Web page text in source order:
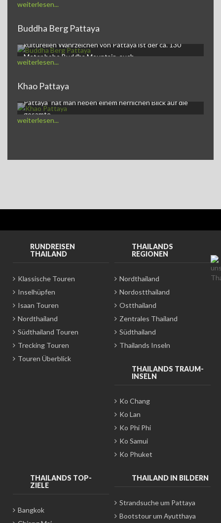
weiterlesen...
Buddha Berg Pattaya
Buddha Mountain PattayaEines der auffälligsten,
kulturellen Wahrzeichen von Pattaya ist der ca. 130
Meter hohe Buddha Mountain, auch…
weiterlesen...
Khao Pattaya
Khao Pattaya und goldener BuddhaAuf dem Berg "Khao
Pattaya" hat man neben einem herrlichen Blick auf die
gesamte…
weiterlesen...
RUNDREISEN
THAILAND
Klassische Touren
Inselhüpfen
Isaan Touren
Nordthailand
Südthailand Touren
Trecking Touren
Touren Überblick
THAILANDS
REGIONEN
Nordthailand
Nordostthailand
Ostthailand
Zentrales Thailand
Südthailand
Thailands Inseln
THAILANDS TRAUM-
INSELN
Ko Chang
Ko Lan
Ko Phi Phi
Ko Samui
Ko Phuket
THAILANDS TOP-
ZIELE
Bangkok
THAILAND IN BILDERN
Strandsuche um Pattaya
Bootstour um Ayutthaya